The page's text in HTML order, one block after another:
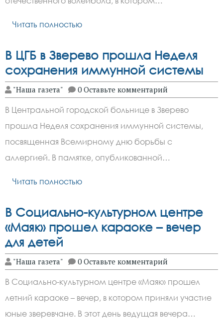
Читать полностью
В ЦГБ в Зверево прошла Неделя
сохранения иммунной системы
"Наша газета" 0 Оставьте комментарий
В Центральной городской больнице в Зверево
прошла Неделя сохранения иммунной системы,
посвященная Всемирному дню борьбы с
аллергией. В памятке, опубликованной…
Читать полностью
В Социально-культурном центре
«Маяк» прошел караоке – вечер
для детей
"Наша газета" 0 Оставьте комментарий
В Социально-культурном центре «Маяк» прошел
летний караоке – вечер, в котором приняли участие
юные зверевчане. В этот день ведущая вечера…